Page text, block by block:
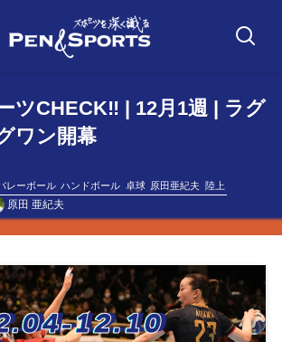
ツCHECK‼ | 12月1週 | ラグ
ワン開幕
レーボール ハンドボール 卓球 原田亜紀夫 陸上
原田 亜紀夫